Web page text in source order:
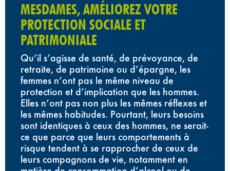
MESDAMES, AMÉLIOREZ VOTRE
PROTECTION SOCIALE ET
PATRIMONIALE
Qu’il s’agisse de santé, de prévoyance, de
retraite, de patrimoine ou d’épargne, les
femmes n’ont pas le même niveau de
protection et d’implication que les hommes.
Elles n’ont pas non plus les mêmes réflexes et
les mêmes habitudes. Pourtant, leurs besoins
sont identiques à ceux des hommes, ne serait-
ce que parce que leurs comportements à
risque tendent à se rapprocher de ceux de
leurs compagnons de vie, notamment en